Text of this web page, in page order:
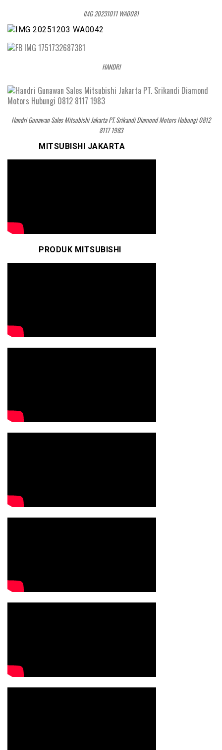
IMG 20231011 WA0081
HANDRI
Handri Gunawan Sales Mitsubishi Jakarta PT. Srikandi Diamond Motors Hubungi 0812
8117 1983
MITSUBISHI JAKARTA
PRODUK MITSUBISHI